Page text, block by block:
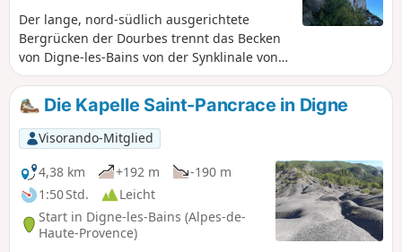
Der lange, nord-südlich ausgerichtete
Bergrücken der Dourbes trennt das Becken
von Digne-les-Bains von der Synklinale von
Barrême. Sie erhebt sich über zwanzig
Kilometer in mehreren Etagen und erreicht
ihren höchsten Punkt, den Pic de Couar, auf
1988 m Höhe.
Die Kapelle Saint-Pancrace in Digne
Visorando-Mitglied
4,38 km
+192 m
-190 m
1:50 Std.
Leicht
Start in Digne-les-Bains (Alpes-de-
Haute-Provence)